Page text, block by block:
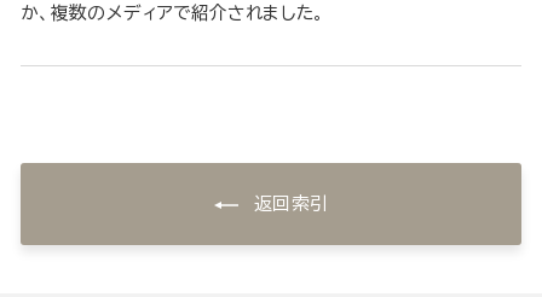
か、複数のメディアで紹介されました。
返回索引